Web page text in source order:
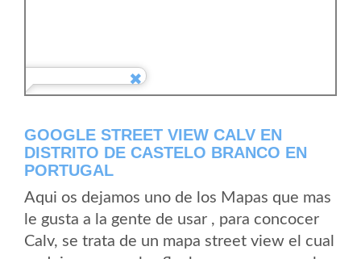
GOOGLE STREET VIEW CALV EN
DISTRITO DE CASTELO BRANCO EN
PORTUGAL
Aqui os dejamos uno de los Mapas que mas
le gusta a la gente de usar , para concocer
Calv, se trata de un mapa street view el cual